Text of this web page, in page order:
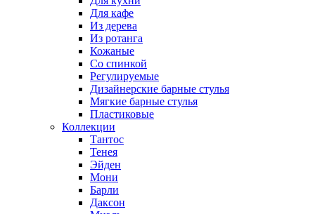
Для кафе
Из дерева
Из ротанга
Кожаные
Со спинкой
Регулируемые
Дизайнерские барные стулья
Мягкие барные стулья
Пластиковые
Коллекции
Тантос
Тенея
Эйден
Мони
Барли
Даксон